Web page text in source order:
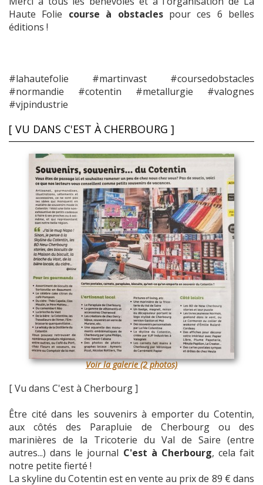
Haute Folie course à obstaclespour ces 6 belles
éditions !
#lahautefolie #martinvast #coursedobstacles
#normandie #cotentin #metallurgie #valognes
#vjpindustrie
[ VU DANS C'EST À CHERBOURG ]
Voir la galerie (2 photos)
[ Vu dans C'est à Cherbourg ]
Être cité dans les souvenirs à emporter du Cotentin,
aux côtés des Parapluie de Cherbourg ou des
marinières de la Tricoterie du Val de Saire (entre
autres...) dans le journal C'est à Cherbourg, cela fait
notre petite fierté !
La skyline du Cotentin est en vente au prix de 89 € dans